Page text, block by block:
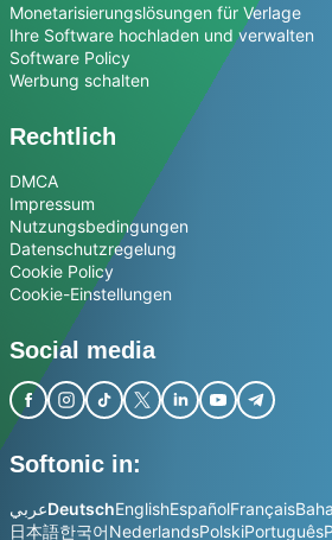
Monetarisierungslösungen für Verlage
Ihre Software hochladen und verwalten
Software Policy
Werbung schalten
Rechtlich
DMCA
Impressum
Nutzungsbedingungen
Datenschutzregelung
Cookie Policy
Cookie-Einstellungen
Social media
Softonic in:
عربيDeutschEnglishEspañolFrançais
日本語한국어NederlandsPolskiPortuguês